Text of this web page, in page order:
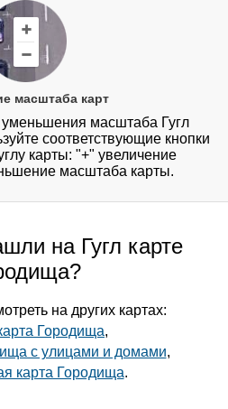
масштаба карт
масштаба Гугл
соответствующие кнопки
карты: "+" увеличение
масштаба карты.
на Гугл карте
на других картах:
Городища,
с улицами и домами,
карта Городища.